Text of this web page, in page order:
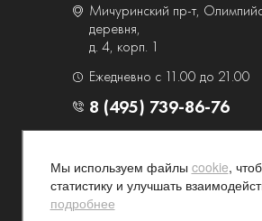
Мичуринский пр-т,
деревня,
д. 4, корп. 1
Ежедневно с 11.00 до 21.00
8 (495) 739-86-76
Контакты и схема проезда
Наши
Программа лояльности
Мы используем файлы cookie,
статистику и улучшать
подробнее